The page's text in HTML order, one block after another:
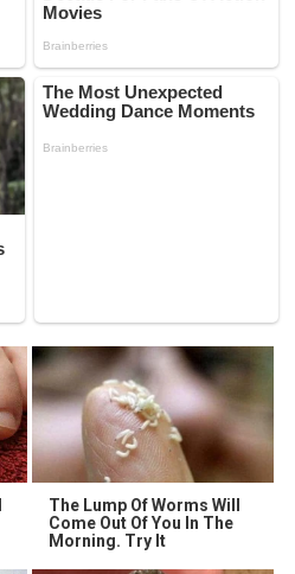
The Lump Of Worms Will
Come Out Of You In The
Morning. Try It